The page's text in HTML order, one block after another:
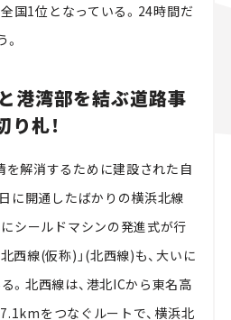
国1位となっている。24時間だ
港湾部を結ぶ道路事
札！
解消するために建設された自
に開通したばかりの横浜北線
シールドマシンの発進式が行
西線(仮称)」(北西線)も、大いに
。北西線は、港北ICから東名高
をつなぐルートで、横浜北